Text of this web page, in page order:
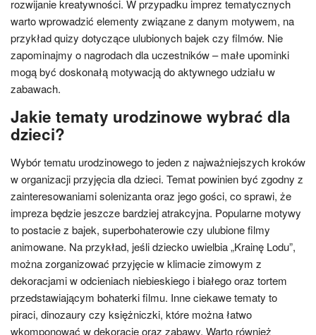
rozwijanie kreatywności. W przypadku imprez tematycznych
warto wprowadzić elementy związane z danym motywem, na
przykład quizy dotyczące ulubionych bajek czy filmów. Nie
zapominajmy o nagrodach dla uczestników – małe upominki
mogą być doskonałą motywacją do aktywnego udziału w
zabawach.
Jakie tematy urodzinowe wybrać dla
dzieci?
Wybór tematu urodzinowego to jeden z najważniejszych kroków
w organizacji przyjęcia dla dzieci. Temat powinien być zgodny z
zainteresowaniami solenizanta oraz jego gości, co sprawi, że
impreza będzie jeszcze bardziej atrakcyjna. Popularne motywy
to postacie z bajek, superbohaterowie czy ulubione filmy
animowane. Na przykład, jeśli dziecko uwielbia „Krainę Lodu”,
można zorganizować przyjęcie w klimacie zimowym z
dekoracjami w odcieniach niebieskiego i białego oraz tortem
przedstawiającym bohaterki filmu. Inne ciekawe tematy to
piraci, dinozaury czy księżniczki, które można łatwo
wkomponować w dekoracje oraz zabawy. Warto również